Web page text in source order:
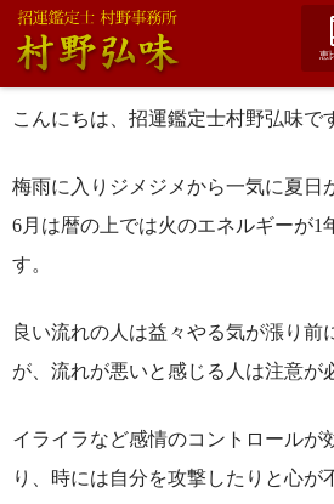
恵
こんにちは、招運鑑定士村野弘味で
梅雨に入りジメジメから一気に夏日
6月は暦の上では火のエネルギーが1
す。
良い流れの人は益々やる気が漲り前
が、流れが悪いと感じる人は注意が
イライラなど感情のコントロールが
り、時には自分を攻撃したりと心が